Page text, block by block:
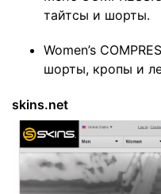
тайтсы и шорты.
Women’s
шорты, кропы и
skins.net